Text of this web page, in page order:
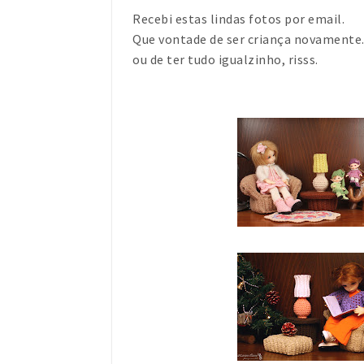
Recebi estas lindas fotos por email.
Que vontade de ser criança
ou de ter tudo igualzinho, risss.